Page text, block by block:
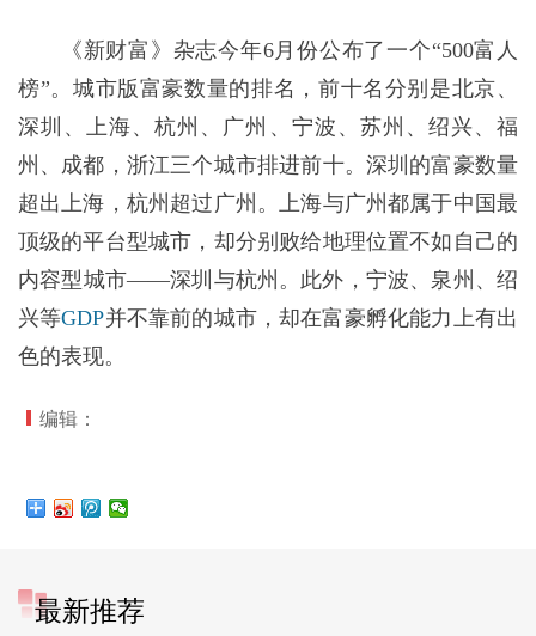
《新财富》杂志今年6月份公布了一个“500富人
榜”。城市版富豪数量的排名，前十名分别是北京、
深圳、上海、杭州、广州、宁波、苏州、绍兴、福
州、成都，浙江三个城市排进前十。深圳的富豪数量
超出上海，杭州超过广州。上海与广州都属于中国最
顶级的平台型城市，却分别败给地理位置不如自己的
内容型城市——深圳与杭州。此外，宁波、泉州、绍
兴等GDP并不靠前的城市，却在富豪孵化能力上有出
色的表现。
编辑：
最新推荐